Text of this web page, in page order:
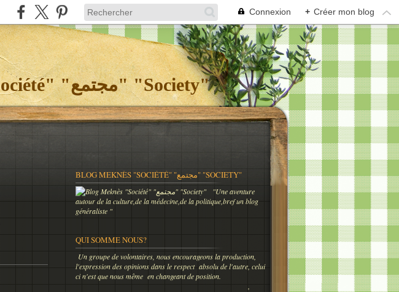
Connexion + Créer mon blog
Blog Meknès "Société" "مجتمع" "Society"
BLOG MEKNÈS "SOCIÉTÉ" "مجتمع" "SOCIETY"
"Une aventure
autour de la culture,de la médecine,de la politique,bref un blog
généraliste "
QUI SOMME NOUS?
Un groupe de volontaires, nous encourageons la production,
l'expression des opinions dans le respect absolu de l'autre, celui
ci n'est que nous même en changeant de position.